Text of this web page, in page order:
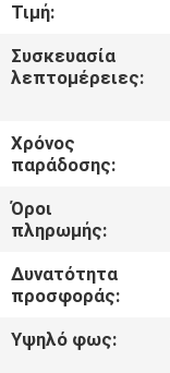
ΈΛΕΓΧΟΣ
ΜΑΣ
ΕΛΆΤΕ
ΣΕ
ΕΠΑΦΉ
ΜΕ
ΖΗΤΉΣΤΕ
ΈΝΑ
Τιμή:
Συσκευασία
λεπτομέρειες:
Χρόνος
παράδοσης:
Όροι
πληρωμής:
Δυνατότητα
προσφοράς:
Υψηλό φως: